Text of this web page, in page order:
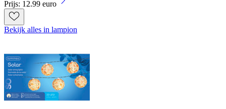
Prijs: 12.99 euro
Bekijk alles in lampion